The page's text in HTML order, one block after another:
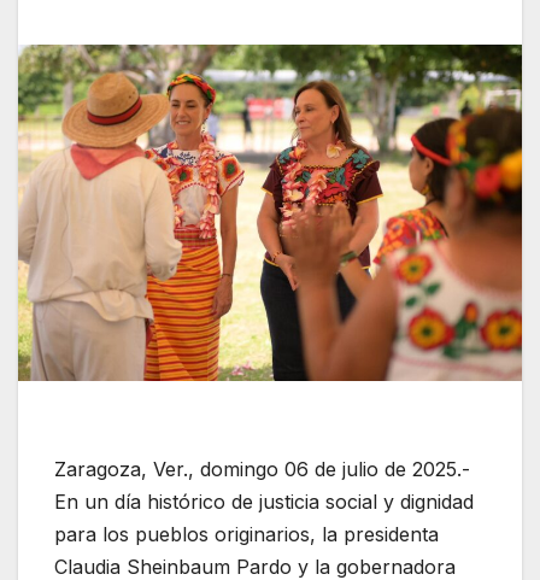
Zaragoza, Ver., domingo 06 de julio de 2025.-
En un día histórico de justicia social y dignidad
para los pueblos originarios, la presidenta
Claudia Sheinbaum Pardo y la gobernadora